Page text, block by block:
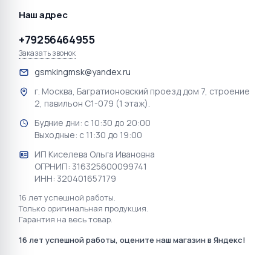
Наш адрес
+79256464955
Заказать звонок
gsmkingmsk@yandex.ru
г. Москва, Багратионовский проезд дом 7, строение
2, павильон С1-079 (1 этаж).
Будние дни: с 10:30 до 20:00
Выходные: с 11:30 до 19:00
ИП Киселева Ольга Ивановна
ОГРНИП: 316325600099741
ИНН: 320401657179
16 лет успешной работы.
Только оригинальная продукция.
Гарантия на весь товар.
16 лет успешной работы, оцените наш магазин в Яндекс!